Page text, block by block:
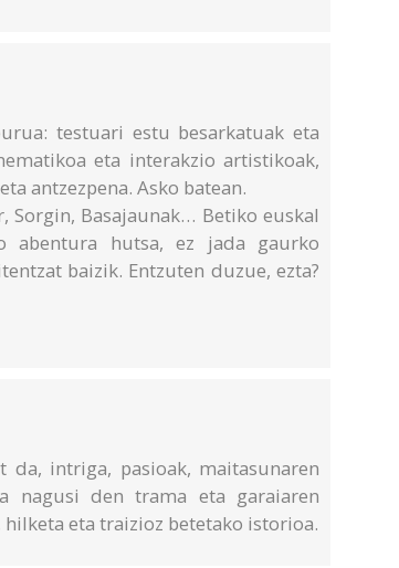
testuari estu besarkatuak eta
eta interakzio artistikoak,
antzezpena. Asko batean.
Sorgin, Basajaunak… Betiko euskal
abentura hutsa, ez jada gaurko
baizik. Entzuten duzue, ezta?
da, intriga, pasioak, maitasunaren
nagusi den trama eta garaiaren
eta traizioz betetako istorioa.